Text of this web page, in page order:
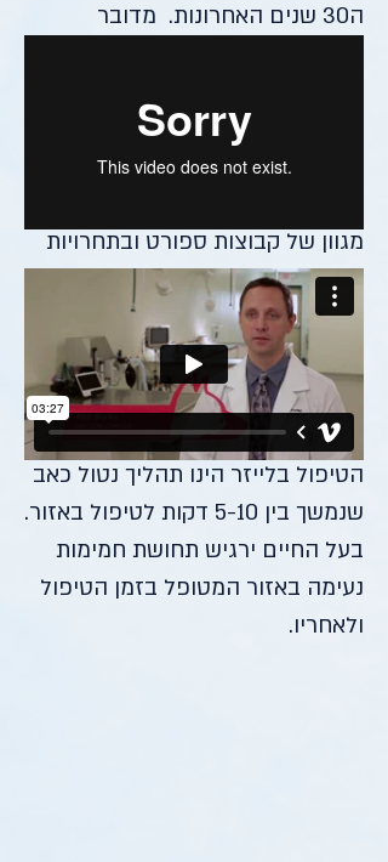
ה30 שנים האחרונות. מדובר
רפואיות. התהליך נמצא בשימוש
נרחב ברפואת בני אדם ובעיקר
מגוון של קבוצות ספורט ​ובתחרויות
אולימפיות.
מה ירגישו הכלב או החתול בזמן
הטיפול?
הטיפול בלייזר הינו תהליך נטול כאב
שנמשך בין 5-10 דקות לטיפול באזור.
בעל החיים ירגיש תחושת חמימות
נעימה באזור המטופל בזמן הטיפול
ולאחריו.